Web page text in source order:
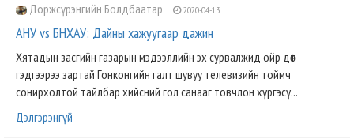
Доржсүрэнгийн Болдбаатар 2020-04-13
АНУ vs БНХАУ: Дайны хажуугаар дажин
Хятадын засгийн газарын мэдээллийн эх сурвалжид ойр дөт
гэдгээрээ зартай Гонконгийн галт шувуу телевизийн тоймч
сонирхолтой тайлбар хийсний гол санааг товчлон хүргэсү...
Дэлгэрэнгүй